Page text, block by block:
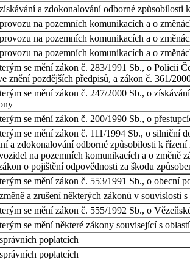
a zdokonalování odborné
na pozemních komunikacích a o
na pozemních komunikacích a o
na pozemních komunikacích a o
se mění zákon č. 283/1991 Sb., o Policii
znění pozdějších předpisů, a zákon č. 361/
se mění zákon č. 247/2000 Sb., o
se mění zákon č. 200/1990 Sb., o
se mění zákon č. 111/1994 Sb., o silniční
a zdokonalování odborné způsobilosti k
na pozemních komunikacích a o změně
o pojištění odpovědnosti za škodu
se mění zákon č. 553/1991 Sb., o obecní
a zrušení některých zákonů v souvislosti
se mění zákon č. 555/1992 Sb., o
se mění některé zákony související s
poplatcích
poplatcích